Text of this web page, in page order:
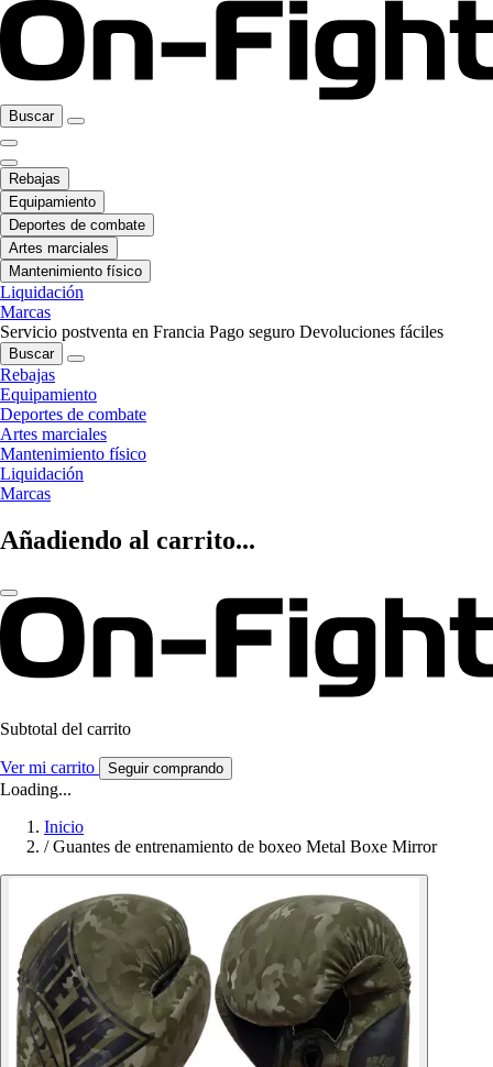
Buscar
Rebajas
Equipamiento
Deportes de combate
Artes marciales
Mantenimiento físico
Liquidación
Marcas
Servicio postventa en Francia Pago seguro Devoluciones fáciles
Buscar
Rebajas
Equipamiento
Deportes de combate
Artes marciales
Mantenimiento físico
Liquidación
Marcas
Añadiendo al carrito...
Subtotal del carrito
Ver mi carrito Seguir comprando
Loading...
Inicio
/ Guantes de entrenamiento de boxeo Metal Boxe Mirror